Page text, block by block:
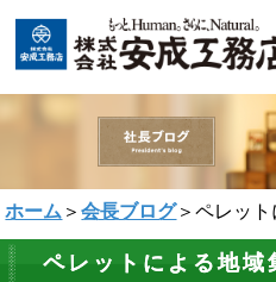
ホーム ＞会長ブログ＞ペレッ
ペレットによる地域